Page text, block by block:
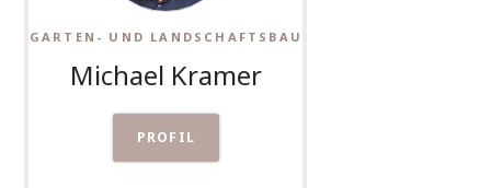
GARTEN- UND LANDSCHAFTSBAU
Michael Kramer
PROFIL